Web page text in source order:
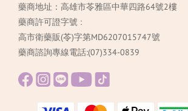
藥商地址：高雄市苓雅區中華四路64號2樓
藥商許可證字號 :
高市衛藥販(苓)字第MD6207015747號
藥商諮詢專線電話:(07)334-0839